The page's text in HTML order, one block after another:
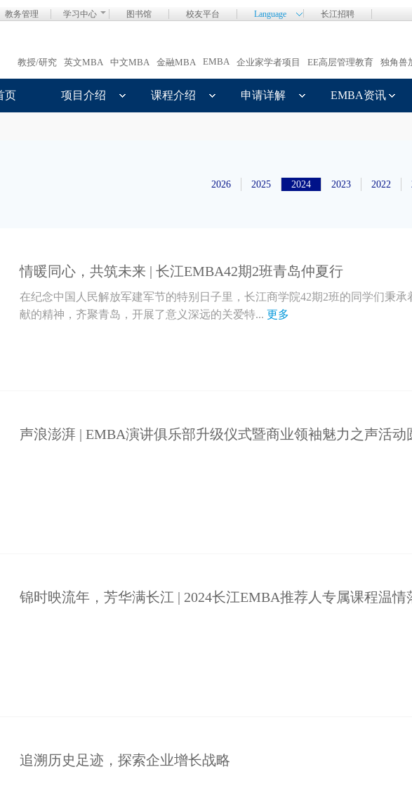
教务管理 学习中心 图书馆 校友平台 Language 长江招聘
教授/研究 英文MBA 中文MBA 金融MBA EMBA 企业家学者项目 EE高层管理教育 独角兽
页 项目介绍 课程介绍 申请详解 EMBA资讯
2022
2023
2024
2025
2026
情暖同心，共筑未来 | 长江EMBA42期2班青岛仲夏行
在纪念中国人民解放军建军节的特别日子里，长江商学院42期2班的同学们秉承
献的精神，齐聚青岛，开展了意义深远的关爱特... 更多
声浪澎湃 | EMBA演讲俱乐部升级仪式暨商业领袖魅力之声活动
锦时映流年，芳华满长江 | 2024长江EMBA推荐人专属课程温情
追溯历史足迹，探索企业增长战略